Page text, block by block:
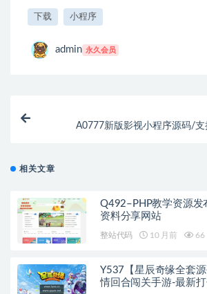
下载 小程序
admin 永久会员
A0777新版影视小程序源码/
相关文章
Q492–PHP教学资源发
资料分享网站
整站代码 10 月前 66
Y537【星辰奇缘全套
情回合闯关手游-最新打